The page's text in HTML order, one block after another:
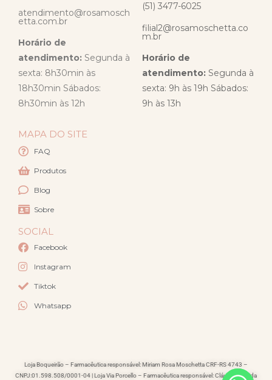
atendimento@rosamosch
etta.com.br
Horário de
atendimento: Segunda à
sexta: 8h30min às
18h30min Sábados:
8h30min às 12h
(51) 3477-6025
filial2@rosamoschetta.co
m.br
Horário de
atendimento: Segunda à
sexta: 9h às 19h Sábados:
9h às 13h
MAPA DO SITE
FAQ
Produtos
Blog
Sobre
SOCIAL
Facebook
Instagram
Tiktok
Whatsapp
Loja Boqueirão – Farmacêutica responsável: Miriam Rosa Moschetta CRF-RS 4743 –
CNPJ:01.598.508/0001-04 | Loja Via Porcello – Farmacêutica responsável: Cláudia Lacerda